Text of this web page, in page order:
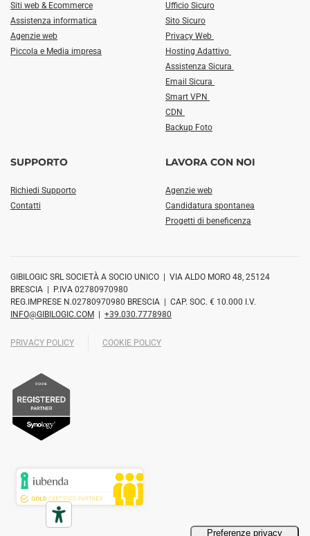
Siti web & Ecommerce
Assistenza informatica
Agenzie web
Piccola e Media impresa
Ufficio Sicuro
Sito Sicuro
Privacy Web
Hosting Adattivo
Assistenza Sicura
Email Sicura
Smart VPN
CDN
Backup Foto
SUPPORTO
Richiedi Supporto
Contatti
LAVORA CON NOI
Agenzie web
Candidatura spontanea
Progetti di beneficenza
GIBILOGIC SRL SOCIETÀ A SOCIO UNICO | VIA ALDO MORO 48, 25124
BRESCIA | P.IVA 02780970980
REG.IMPRESE N.02780970980 BRESCIA | CAP. SOC. € 10.000 I.V.
INFO@GIBILOGIC.COM
+39.030.7778980
PRIVACY POLICY COOKIE POLICY